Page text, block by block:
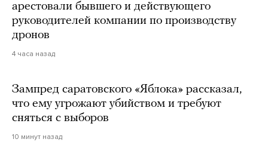
арестовали бывшего и действующего
руководителей компании по производству
дронов
4 часа назад
Зампред саратовского «Яблока» рассказал,
что ему угрожают убийством и требуют
сняться с выборов
10 минут назад